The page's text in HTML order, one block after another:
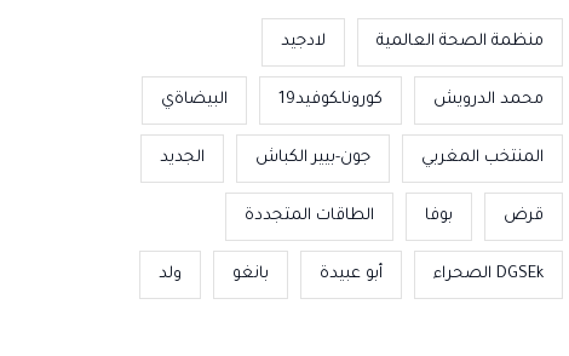
منظمة الصحة العالمية لادجيد
محمد الدرويش كوروناـكوفيد19 البيضاةي
المنتخب المغربي جون-بيير الكباش الجديد
قرض بوفا الطاقات المتجددة
DGSEk الصحراء أبو عبيدة بانغو ولد